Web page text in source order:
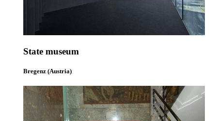
State museum
Bregenz (Austria)